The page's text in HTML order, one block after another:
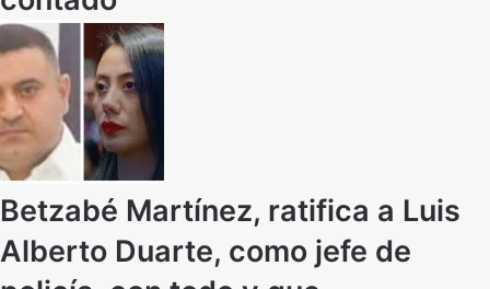
Betzabé Martínez, ratifica a Luis
Alberto Duarte, como jefe de